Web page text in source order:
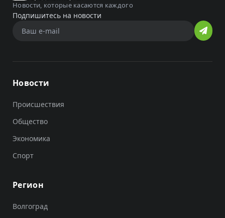
Новости, которые касаются каждого
Подпишитесь на новости
Новости
Происшествия
Общество
Экономика
Спорт
Регион
Волгоград